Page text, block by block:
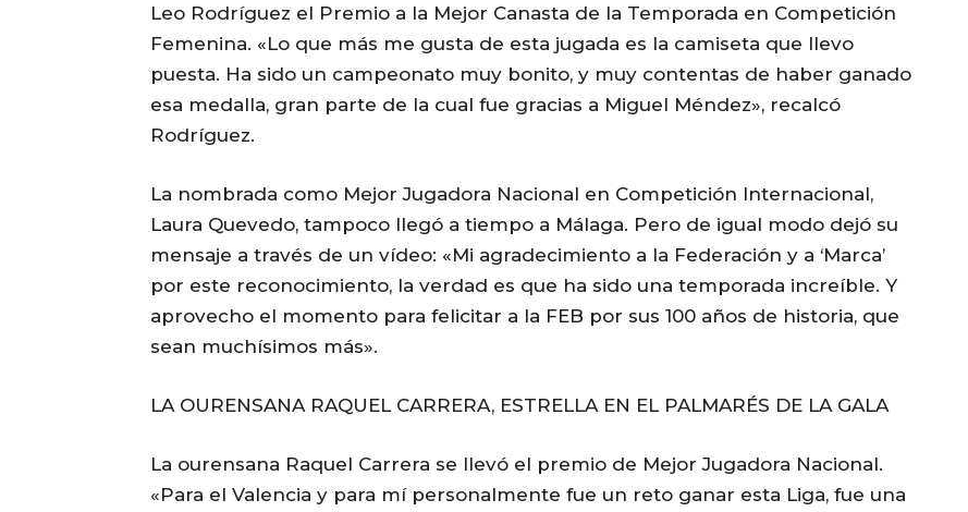
Leo Rodríguez el Premio a la Mejor Canasta de la Temporada en Competición
Femenina. «Lo que más me gusta de esta jugada es la camiseta que llevo
puesta. Ha sido un campeonato muy bonito, y muy contentas de haber ganado
esa medalla, gran parte de la cual fue gracias a Miguel Méndez», recalcó
Rodríguez.
La nombrada como Mejor Jugadora Nacional en Competición Internacional,
Laura Quevedo, tampoco llegó a tiempo a Málaga. Pero de igual modo dejó su
mensaje a través de un vídeo: «Mi agradecimiento a la Federación y a ‘Marca’
por este reconocimiento, la verdad es que ha sido una temporada increíble. Y
aprovecho el momento para felicitar a la FEB por sus 100 años de historia, que
sean muchísimos más».
LA OURENSANA RAQUEL CARRERA, ESTRELLA EN EL PALMARÉS DE LA GALA
La ourensana Raquel Carrera se llevó el premio de Mejor Jugadora Nacional.
«Para el Valencia y para mí personalmente fue un reto ganar esta Liga, fue una